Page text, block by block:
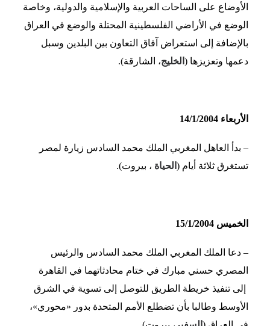
الأوضاع على الساحات العربية والإسلامية والدولية، وخاصة
الوضع في الأراضي الفلسطينية المحتلة والوضع في العراق
بالإضافة إلى استعراض آفاق التعاون بين البلدين وسبل
دعمها وتعزيزها ( الخليج، الشارقة).
الأربعاء 14/1/2004
– بدأ العاهل المغربي الملك محمد السادس زيارة لمصر
تستغرق ثلاثة أيام ( الحياة ، بيروت).
الخميس 15/1/2004
– دعا الملك المغربي الملك محمد السادس والرئيس
المصري حسني مبارك في ختام محادثاتهما في القاهرة
إلى تنفيذ خريطة الطريق للتوصل إلى تسوية في الشرق
الأوسط وطالبا بأن تضطلع الأمم المتحدة بدور «محوري»،